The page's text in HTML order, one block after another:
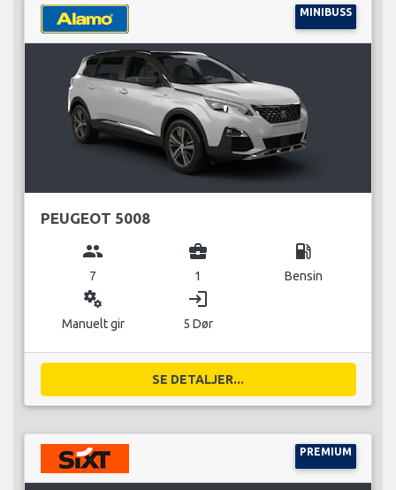
MINIBUSS
PEUGEOT 5008
group
7
business_center
1
local_gas_station
Bensin
miscellaneous_services
Manuelt gir
login
5 Dør
SE DETALJER...
PREMIUM